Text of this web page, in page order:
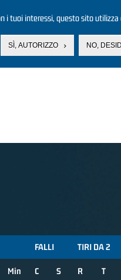
i tuoi interessi, questo sito
SÌ, AUTORIZZO NO,
FALLI TIRI DA 2
Min C S R T